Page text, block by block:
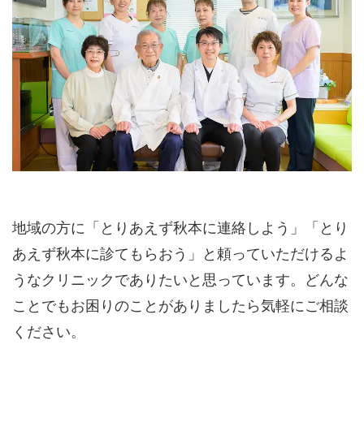
地域の方に「とりあえず秋本に連絡しよう」「とり
あえず秋本に診てもらおう」と頼っていただけるよ
うなクリニックでありたいと思っています。どんな
ことでもお困りのことがありましたら気軽にご相談
ください。